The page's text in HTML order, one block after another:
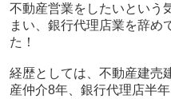
不動産営業をしたいという
まい、銀行代理店業を辞め
た！
経歴としては、不動産建売
産仲介8年、銀行代理店半